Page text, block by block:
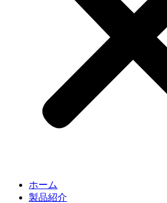
ホーム
製品紹介